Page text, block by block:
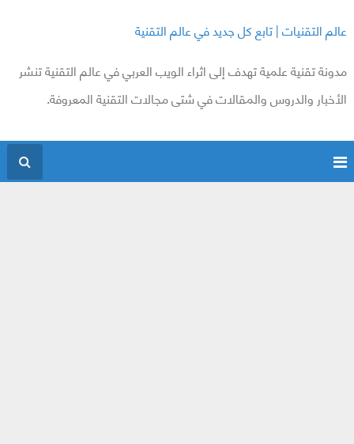
عالم التقنيات | تابع كل جديد في عالم التقنية
مدونة تقنية علمية تهدف إلى اثراء الويب العربي في عالم التقنية تنشر
الأخبار والدروس والمقالات في شتى مجالات التقنية المعروفة.